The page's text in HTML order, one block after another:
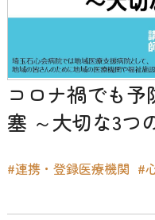
コロナ禍でも
塞 ～大切な3つ
#連携・登録医療機関 #